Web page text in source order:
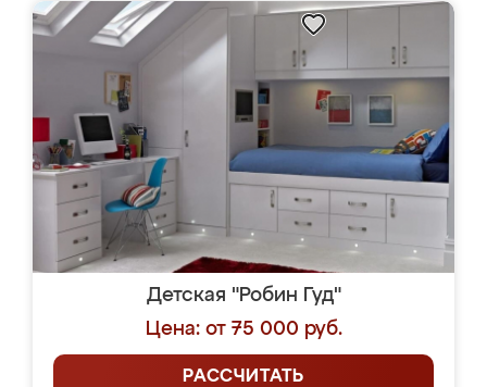
Детская "Робин Гуд"
Цена: от 75 000 руб.
РАССЧИТАТЬ